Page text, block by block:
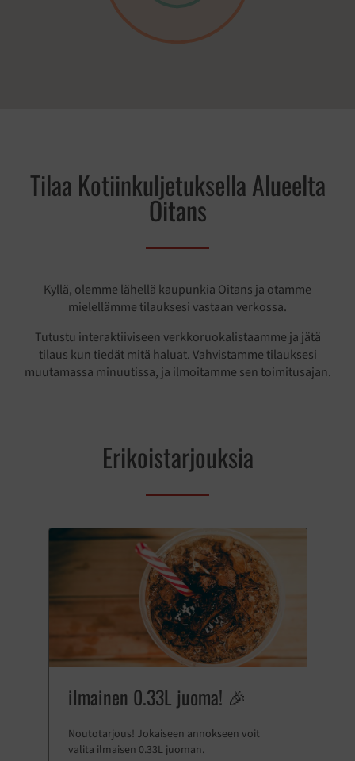
Tilaa Kotiinkuljetuksella Alueelta
Oitans
Kyllä, olemme lähellä kaupunkia Oitans ja otamme
mielellämme tilauksesi vastaan verkossa.
Tutustu interaktiiviseen verkkoruokalistaamme ja jätä
tilaus kun tiedät mitä haluat. Vahvistamme tilauksesi
muutamassa minuutissa, ja ilmoitamme sen toimitusajan.
Erikoistarjouksia
ilmainen 0.33L juoma! 🎉
Noutotarjous! Jokaiseen annokseen voit
valita ilmaisen 0.33L juoman.